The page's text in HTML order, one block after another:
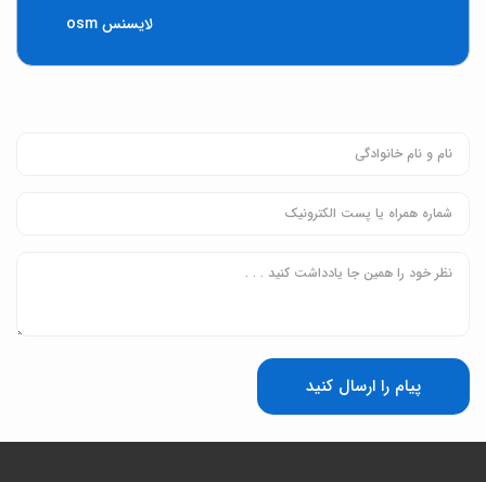
لایسنس osm
پیام را ارسال کنید